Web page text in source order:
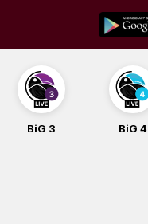
content
BiG 3 BiG 4